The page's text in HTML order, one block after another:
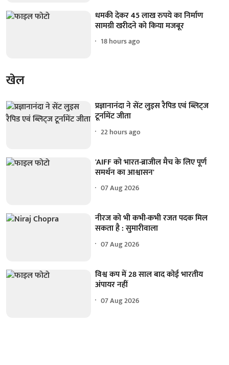
धमकी देकर 45 लाख रुपये का निर्माण
सामग्री खरीदने को किया मजबूर
18 hours ago
खेल
प्रज्ञानानंदा ने सेंट लुइस रैपिड एवं ब्लिट्ज
टूर्नामेंट जीता
22 hours ago
'AIFF को भारत-ब्राजील मैच के लिए पूर्ण
समर्थन का आश्वासन'
07 Aug 2026
नीरज को भी कभी-कभी रजत पदक मिल
सकता है : सुमारीवाला
07 Aug 2026
विश्व कप में 28 साल बाद कोई भारतीय
अंपायर नहीं
07 Aug 2026